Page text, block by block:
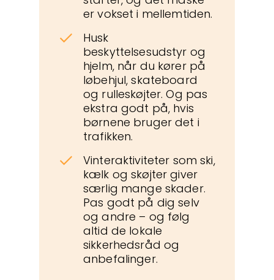
er vokset i mellemtiden.
Husk
beskyttelsesudstyr og
hjelm, når du kører på
løbehjul, skateboard
og rulleskøjter. Og pas
ekstra godt på, hvis
børnene bruger det i
trafikken.
Vinteraktiviteter som ski,
kælk og skøjter giver
særlig mange skader.
Pas godt på dig selv
og andre – og følg
altid de lokale
sikkerhedsråd og
anbefalinger.